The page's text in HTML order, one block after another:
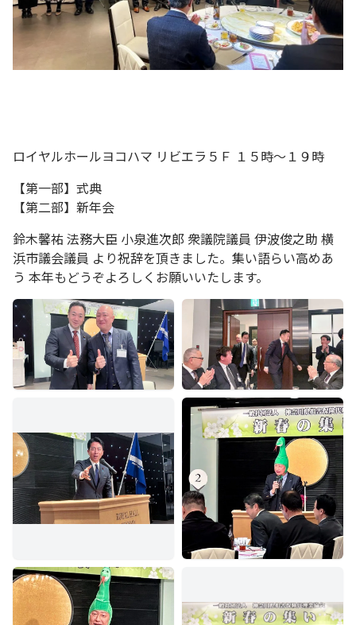
ロイヤルホールヨコハマ リビエラ５Ｆ １５時〜１９時
【第一部】式典
【第二部】新年会
鈴木馨祐 法務大臣 小泉進次郎 衆議院議員 伊波俊之助 横
浜市議会議員 より祝辞を頂きました。集い語らい高めあ
う 本年もどうぞよろしくお願いいたします。